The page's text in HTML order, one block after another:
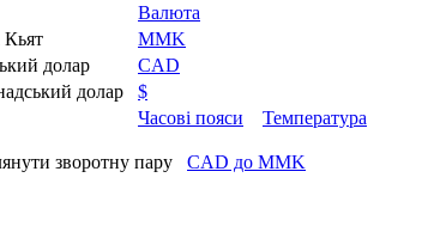
Валюта
MMK
долар
CAD
долар
$
Часові пояси Температура
зворотну пару CAD до MMK